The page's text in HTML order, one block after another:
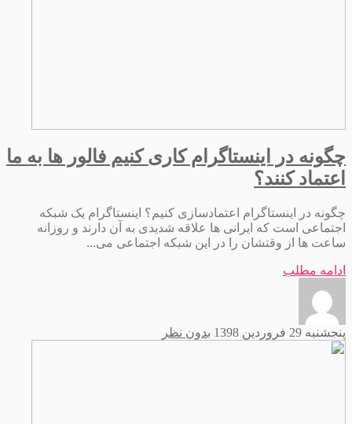
چگونه در اینستاگرام کاری کنیم فالور ها به ما
اعتماد کنند؟
چگونه در اینستاگرام اعتمادسازی کنیم؟ اینستاگرام یک شبکه
اجتماعی است که ایرانی ها علاقه شدیدی به آن دارند و روزانه
ساعت ها از وقتشان را در این شبکه اجتماعی می...
ادامه مطلب
پنجشنبه 29 فروردین 1398 بدون نظر